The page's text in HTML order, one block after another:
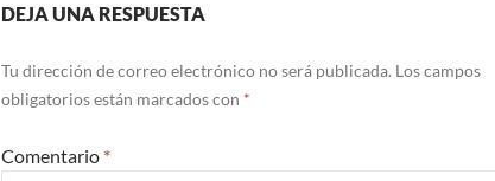
DEJA UNA RESPUESTA
Tu dirección de correo electrónico no será publicada. Los campos
obligatorios están marcados con *
Comentario *